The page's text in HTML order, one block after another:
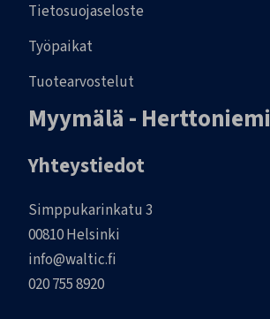
Tietosuojaseloste
Työpaikat
Tuotearvostelut
Myymälä - Herttoniemi
Yhteystiedot
Simppukarinkatu 3
00810 Helsinki
info@waltic.fi
020 755 8920